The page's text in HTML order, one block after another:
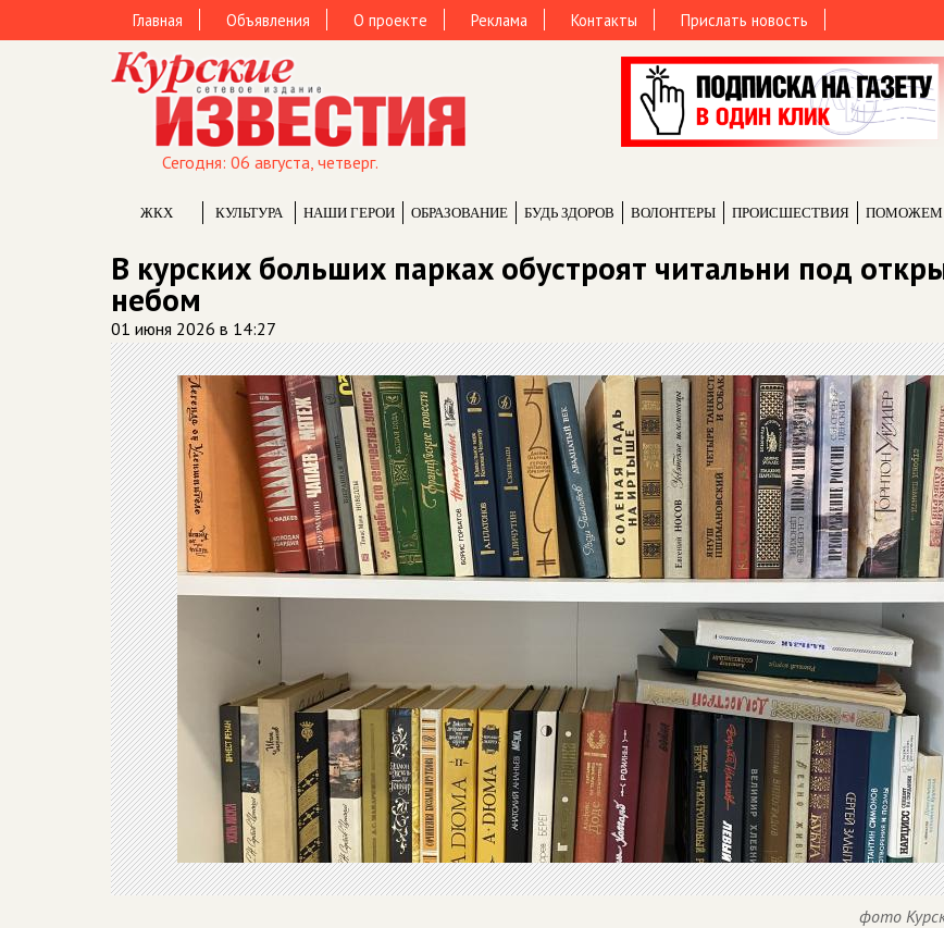
Главная Объявления О проекте Реклама Контакты Прислать новость
Сегодня: 06 августа, четверг.
ЖКХ КУЛЬТУРА НАШИ ГЕРОИ ОБРАЗОВАНИЕ БУДЬ ЗДОРОВ ВОЛОНТЕРЫ ПРОИCШЕСТВИЯ
В курских больших парках обустроят читальни под
небом
01 июня 2026 в 14:27
фото